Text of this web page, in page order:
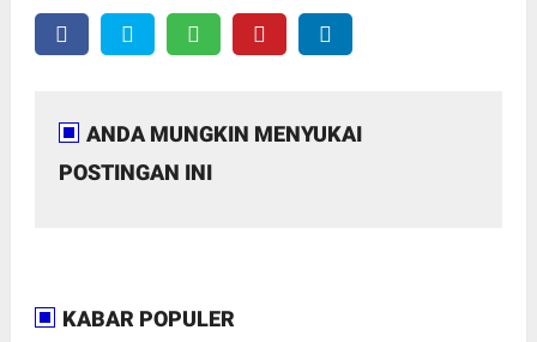
ANDA MUNGKIN MENYUKAI
POSTINGAN INI
KABAR POPULER